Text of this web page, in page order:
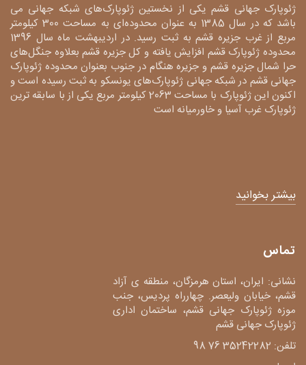
ژئوپارک جهانی قشم یکی از نخستین ژئوپارک‌های شبکه جهانی می
باشد که در سال 1385 به عنوان محدوده‌ای به مساحت 300 کیلومتر
مربع از غرب جزیره قشم به ثبت رسید. در اردیبهشت ماه سال 1396
محدوده ژئوپارک قشم افزایش یافته و کل جزیره قشم بعلاوه جنگل‌های
حرا شمال جزیره قشم و جزیره هنگام در جنوب بعنوان محدوده ژئوپارک
جهانی قشم در شبکه جهانی ژئوپارک‌های یونسکو به ثبت رسیده است و
اکنون این ژئوپارک با مساحت 2063 کیلومتر مربع یکی از با سابقه ترین
ژئوپارک غرب آسیا و خاورمیانه است
بیشتر بخوانید
تماس
نشانی: ایران، استان هرمزگان، منطقه ی آزاد
قشم، خیابان ولیعصر. چهارراه پردیس، جنب
موزه ژئوپارک جهانی قشم، ساختمان اداری
ژئوپارک جهانی قشم
تلفن: 35242282 76 98